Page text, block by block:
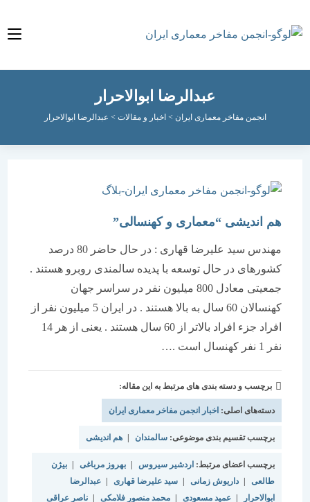
عبدالرضا ابوالاحرار
انجمن مفاخر معماری ایران > اخبار و مقالات>عبدالرضا ابوالاحرار
هم اندیشی “معماری و کهنسالی”
مهندس سید علیرضا قهاری : در حال حاضر 80 درصد
کشورهای در حال توسعه با پدیده سالمندی روبرو هستند .
جمعیتی معادل 800 میلیون نفر در سراسر جهان
کهنسالان 60 سال به بالا هستند . در ایران 5 میلیون نفر از
افراد جزء افراد بالاتر از 60 سال هستند . یعنی از هر 14
برچسب و دسته بندی های مرتبط به این مقاله:
دسته‌های اصلی:اخبار انجمن مفاخر معماری ایران
برچسب تقسیم بندی موضوعی:سالمندان | هم اندیشی
برچسب اعضای مرتبط: اردشیر سیروس | بهروز مرباغی | بیژن
| داریوش زمانی | سید علیرضا قهاری | عبدالرضا
ابوالاحرار
عمید مسعودی | محمد منصور فلامکی | ناصر عراقی